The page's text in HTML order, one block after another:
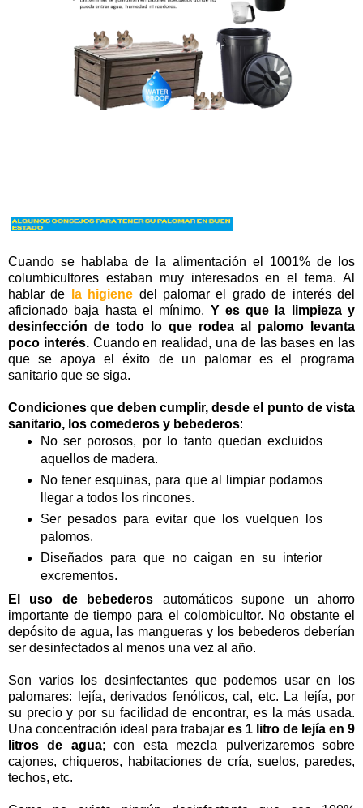
Cuando se hablaba de la alimentación el 1001% de los
columbicultores estaban muy interesados en el tema. Al
hablar de
la higiene del palomar el grado de interés del
aficionado baja hasta el mínimo. Y es que la limpieza y
desinfección de todo lo que rodea al palomo levanta
poco interés.Cuando en realidad, una de las bases en las
que se apoya el éxito de un palomar es el programa
sanitario que se siga.
Condiciones que deben cumplir, desde el punto de vista
sanitario, los comederos y bebederos:
No ser porosos, por lo tanto quedan excluidos
aquellos de madera.
No tener esquinas, para que al limpiar podamos
llegar a todos los rincones.
Ser pesados para evitar que los vuelquen los
palomos.
Diseñados para que no caigan en su interior
excrementos.
El uso de bebederos automáticos supone un ahorro
importante de tiempo para el colombicultor. No obstante el
depósito de agua, las mangueras y los bebederos deberían
ser desinfectados al menos una vez al año.
Son varios los desinfectantes que podemos usar en los
palomares: lejía, derivados fenólicos, cal, etc. La lejía, por
su precio y por su facilidad de encontrar, es la más usada.
Una concentración ideal para trabajar es 1 litro de lejía en 9
litros de agua; con esta mezcla pulverizaremos sobre
cajones, chiqueros, habitaciones de cría, suelos, paredes,
techos, etc.